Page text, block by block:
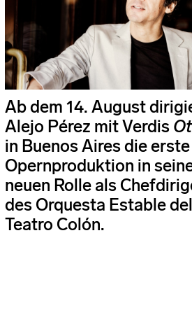
Ab dem 14. August
Alejo Pérez mit Verdis
in Buenos Aires die erste
Opernproduktion in
neuen Rolle als
des Orquesta Estable del
Teatro Colón.